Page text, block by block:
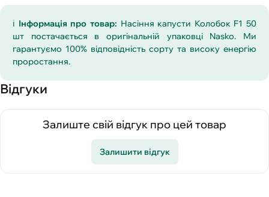
ℹ️ Інформація про товар: Насіння капусти Колобок F1 50
шт постачається в оригінальній упаковці Nasko. Ми
гарантуємо 100% відповідність сорту та високу енергію
проростання.
Відгуки
Залиште свій відгук про цей товар
Залишити відгук